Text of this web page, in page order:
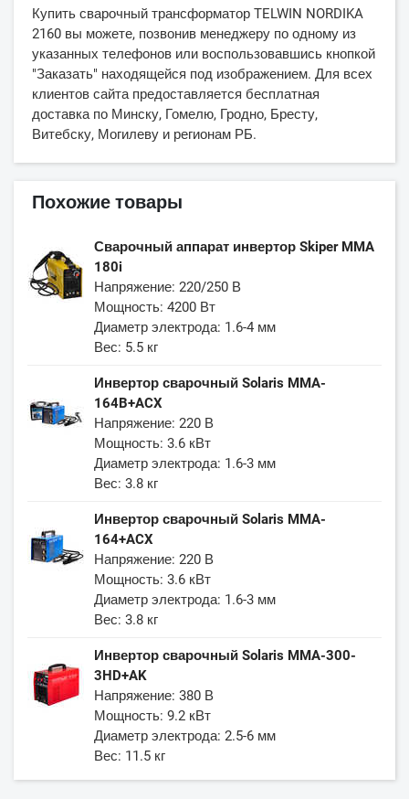
Купить сварочный трансформатор TELWIN NORDIKA
2160 вы можете, позвонив менеджеру по одному из
указанных телефонов или воспользовавшись кнопкой
"Заказать" находящейся под изображением. Для всех
клиентов сайта предоставляется бесплатная
доставка по Минску, Гомелю, Гродно, Бресту,
Витебску, Могилеву и регионам РБ.
Похожие товары
Сварочный аппарат инвертор Skiper MMA
180i
Напряжение: 220/250 В
Мощность: 4200 Вт
Диаметр электрода: 1.6-4 мм
Вес: 5.5 кг
Инвертор сварочный Solaris MMA-
164B+ACX
Напряжение: 220 В
Мощность: 3.6 кВт
Диаметр электрода: 1.6-3 мм
Вес: 3.8 кг
Инвертор сварочный Solaris MMA-
164+ACX
Напряжение: 220 В
Мощность: 3.6 кВт
Диаметр электрода: 1.6-3 мм
Вес: 3.8 кг
Инвертор сварочный Solaris MMA-300-
3HD+AK
Напряжение: 380 В
Мощность: 9.2 кВт
Диаметр электрода: 2.5-6 мм
Вес: 11.5 кг